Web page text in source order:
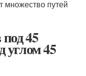
множество путей
45
углом 45